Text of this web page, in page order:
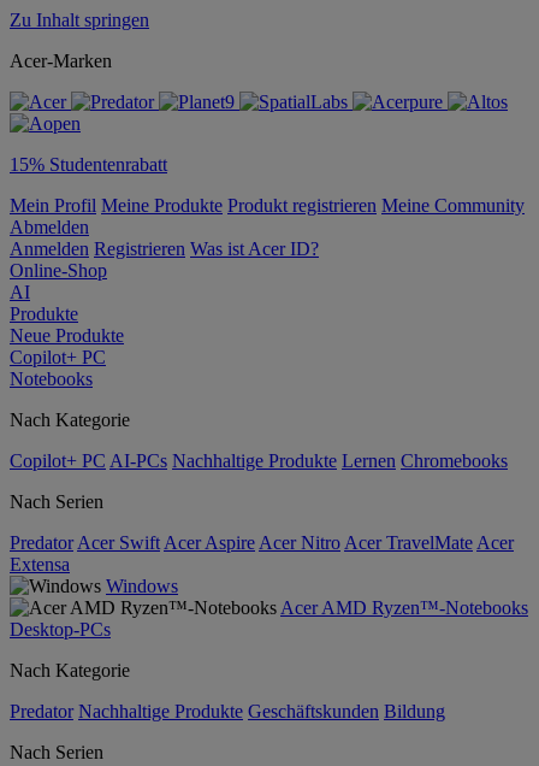
Zu Inhalt springen
Acer-Marken
15% Studentenrabatt
Mein Profil Meine Produkte Produkt registrieren Meine Community
Abmelden
Anmelden Registrieren Was ist Acer ID?
Online-Shop
AI
Produkte
Neue Produkte
Copilot+ PC
Notebooks
Nach Kategorie
Copilot+ PC AI-PCs Nachhaltige Produkte Lernen Chromebooks
Nach Serien
Predator Acer Swift Acer Aspire Acer Nitro Acer TravelMate Acer
Extensa
Windows
Acer AMD Ryzen™-Notebooks
Desktop-PCs
Nach Kategorie
Predator Nachhaltige Produkte Geschäftskunden Bildung
Nach Serien